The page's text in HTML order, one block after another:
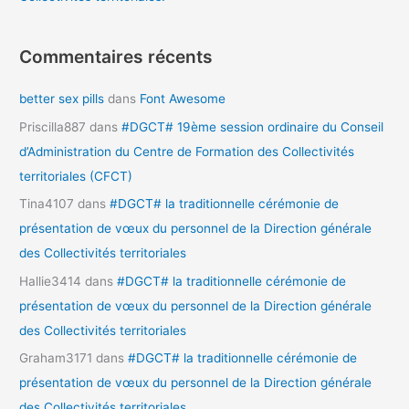
Commentaires récents
better sex pills dans Font Awesome
Priscilla887 dans#DGCT# 19ème session ordinaire du Conseil
d’Administration du Centre de Formation des Collectivités
territoriales (CFCT)
Tina4107 dans#DGCT# la traditionnelle cérémonie de
présentation de vœux du personnel de la Direction générale
des Collectivités territoriales
Hallie3414 dans#DGCT# la traditionnelle cérémonie de
présentation de vœux du personnel de la Direction générale
des Collectivités territoriales
Graham3171 dans#DGCT# la traditionnelle cérémonie de
présentation de vœux du personnel de la Direction générale